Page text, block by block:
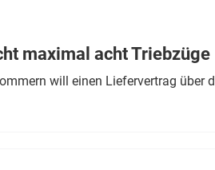
maximal acht Triebzüge
will einen Liefervertrag